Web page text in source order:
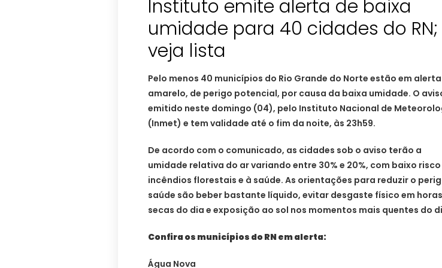
Instituto emite alerta de baixa
umidade para 40 cidades do RN;
veja lista
Pelo menos 40 municípios do Rio Grande do Norte estão em alerta
amarelo, de perigo potencial, por causa da baixa umidade. O
emitido neste domingo (04), pelo Instituto Nacional de
(Inmet) e tem validade até o fim da noite, às 23h59.
De acordo com o comunicado, as cidades sob o aviso terão a
umidade relativa do ar variando entre 30% e 20%, com baixo risco
incêndios florestais e à saúde. As orientações para reduzir o
saúde são beber bastante líquido, evitar desgaste físico em horas
secas do dia e exposição ao sol nos momentos mais quentes do
Confira os municípios do RN em alerta:
Água Nova